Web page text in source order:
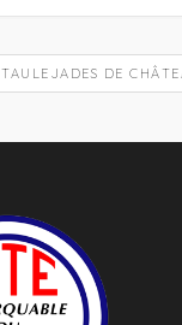
TAULEJADES DE